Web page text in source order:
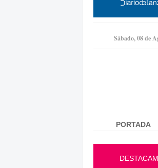
Sábado, 08 de
PORTADA